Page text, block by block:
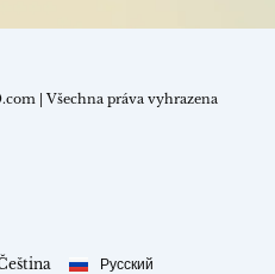
| Všechna práva vyhrazena
Русский